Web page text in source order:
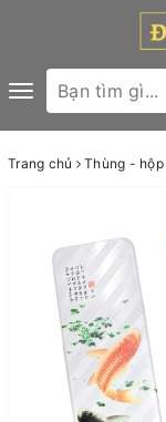
Toggle
navigation
Trang chủ Thùng - hộp